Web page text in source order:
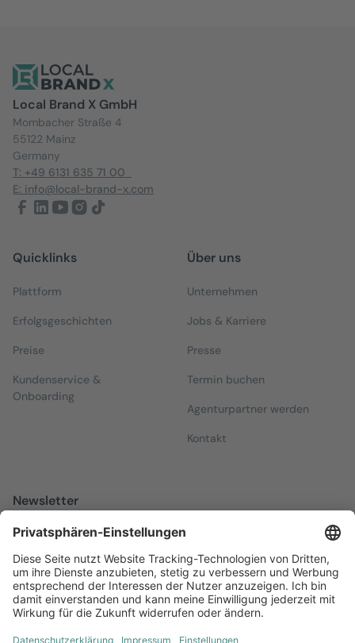
Local Brand X GmbH
Mombacher Straße 4
55122 Mainz
Germany
T: +49 6131 635 71 00
E: info@local-brand-x.com
Quicklinks
Plattform
Erfolgsgeschichten
Preise
Kundenservice &
Onboarding
Über uns
Unternehmen
Jobs & Karriere
Presse
Termin buchen
Agenturpartner werden
Kontakt
Newsletter
Melden Sie sich zu unserem kostenfreien Newsletter an, der Sie
über alles Wissenswerte rund um Local Marketing auf dem
Laufenden hält.